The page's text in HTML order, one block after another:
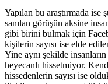
Yapılan bu araştırmada ise
sanılan görüşün aksine
gibi birini bulmak için
kişilerin sayısı ise elde
Yine aynı şekilde
heyecanlı hissetmiyor.
hissedenlerin sayısı ise